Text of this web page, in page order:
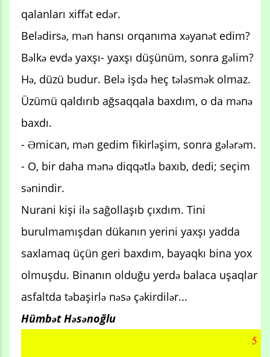
qalanları xiffət edər.
Belədirsə, mən hansı orqanıma xəyanət edim?
Bəlkə evdə yaxşı- yaxşı düşünüm, sonra gəlim?
Hə, düzü budur. Belə işdə heç tələsmək olmaz.
Üzümü qaldırıb ağsaqqala baxdım, o da mənə
baxdı.
- Əmican, mən gedim fikirləşim, sonra gələrəm.
- O, bir daha mənə diqqətlə baxıb, dedi; seçim
sənindir.
Nurani kişi ilə sağollaşıb çıxdım. Tini
burulmamışdan dükanın yerini yaxşı yadda
saxlamaq üçün geri baxdım, bayaqkı bina yox
olmuşdu. Binanın olduğu yerdə balaca uşaqlar
asfaltda təbaşirlə nəsə çəkirdilər...
Hümbət Həsənoğlu